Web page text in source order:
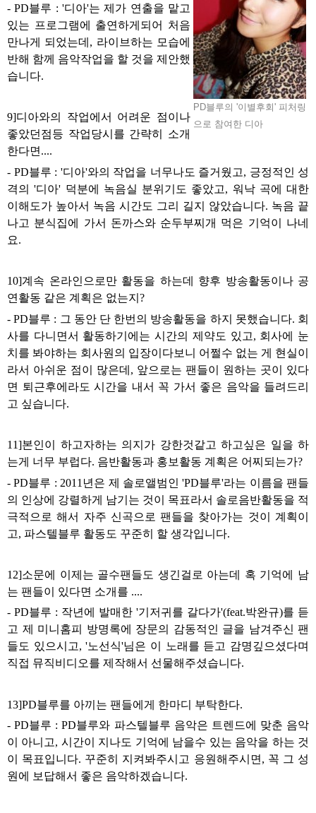
PD블루의 '이별후회' 피처링
으로 참여한 디아
- PD블루 : '디아'는 제가 연출을 맡고
있는 프로그램에 출연하게되어 처음
만나게 되었는데 , 라이브하는 모습에
반해 함께 음악작업을 할 것을 제안했
습니다.
9]디아와의 작업에서 어려운 점이나
좋았던점등 작업당시를 간략히 소개
한다면 ....
- PD블루 : '디아'와의 작업을 너무나도 즐거웠고, 긍정적인 성
격의'디아' 덕분에 녹음실 분위기도 좋았고, 워낙 곡에 대한
이해도가 높아서 녹음 시간도 그리 길지 않았습니다. 녹음 끝
나고 분식집에 가서 돈까스와 순두부찌개 먹은 기억이 나네
요.
10]계속 온라인으로만 활동을 하는데 향후 방송활동이나 공
연활동 같은 계획은 없는지 ?
- PD블루 : 그 동안 단 한번의 방송활동을 하지 못했습니다. 회
사를 다니면서 활동하기에는 시간의 제약도 있고, 회사에 눈
치를 봐야하는 회사원의 입장이다보니 어쩔수 없는 게 현실이
라서 아쉬운 점이 많은데 , 앞으로는 팬들이 원하는 곳이 있다
면 퇴근후에라도 시간을 내서 꼭 가서 좋은 음악을 들려드리
고 싶습니다.
11]본인이 하고자하는 의지가 강한것같고 하고싶은 일을 하
는게 너무 부럽다. 음반활동과 홍보활동 계획은 어찌되는가?
- PD블루 : 2011 년은 제 솔로앨범인'PD블루'라는 이름을 팬들
의 인상에 강렬하게 남기는 것이 목표라서 솔로음반활동을 적
극적으로 해서 자주 신곡으로 팬들을 찾아가는 것이 계획이
고, 파스텔블루 활동도 꾸준히 할 생각입니다.
12]소문에 이제는 골수팬들도 생긴걸로 아는데 혹 기억에 남
는 팬들이 있다면 소개를 ....
- PD블루 : 작년에 발매한 '기저귀를 갈다가'(feat.박완규)를 듣
고 제 미니홈피 방명록에 장문의 감동적인 글을 남겨주신 팬
들도 있으시고, '노선식'님은 이 노래를 듣고 감명깊으셨다며
직접 뮤직비디오를 제작해서 선물해주셨습니다.
13]PD블루를 아끼는 팬들에게 한마디 부탁한다.
- PD블루 : PD블루와 파스텔블루 음악은 트렌드에 맞춘 음악
이 아니고, 시간이 지나도 기억에 남을수 있는 음악을 하는 것
이 목표입니다. 꾸준히 지켜봐주시고 응원해주시면, 꼭 그 성
원에 보답해서 좋은 음악하겠습니다.